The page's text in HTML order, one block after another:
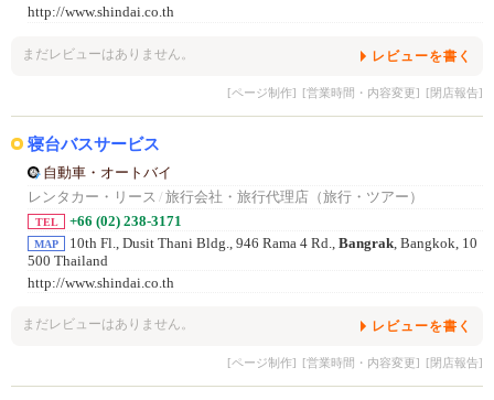
http://www.shindai.co.th
まだレビューはありません。 レビューを書く
[ページ制作] [営業時間・内容変更] [閉店報告]
寝台バスサービス
自動車・オートバイ
レンタカー・リース / 旅行会社・旅行代理店（旅行・ツアー）
TEL +66 (02) 238-3171
MAP 10th Fl., Dusit Thani Bldg., 946 Rama 4 Rd., Bangrak, Bangkok, 10
500 Thailand
http://www.shindai.co.th
まだレビューはありません。 レビューを書く
[ページ制作] [営業時間・内容変更] [閉店報告]